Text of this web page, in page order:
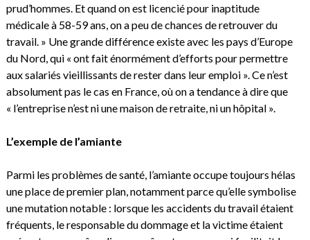
prud’hommes. Et quand on est licencié pour inaptitude
médicale à 58-59 ans, on a peu de chances de retrouver du
travail. » Une grande différence existe avec les pays d’Europe
du Nord, qui « ont fait énormément d’efforts pour permettre
aux salariés vieillissants de rester dans leur emploi ». Ce n’est
absolument pas le cas en France, où on a tendance à dire que
« l’entreprise n’est ni une maison de retraite, ni un hôpital ».
L’exemple de l’amiante
Parmi les problèmes de santé, l’amiante occupe toujours hélas
une place de premier plan, notamment parce qu’elle symbolise
une mutation notable : lorsque les accidents du travail étaient
fréquents, le responsable du dommage et la victime étaient